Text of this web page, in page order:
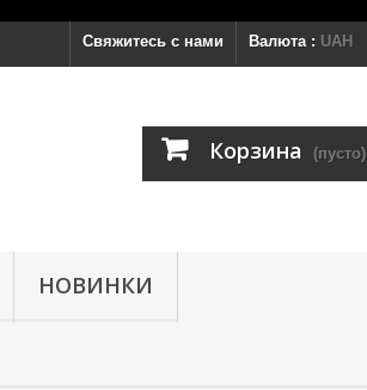
Валюта : UAH
Свяжитесь с нами
Корзина (пусто)
НОВИНКИ